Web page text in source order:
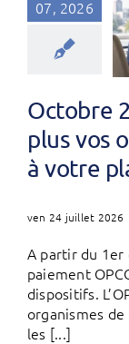
07, 2026
Octobre
plus vos
à votre
ven 24 juillet 2026
A partir du 1er
paiement
dispositifs.
organismes
les [...]